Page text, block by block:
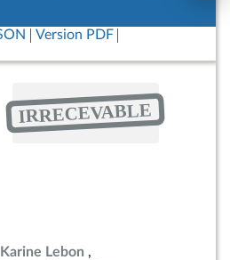
Version PDF
IRRECEVABLE
Lebon